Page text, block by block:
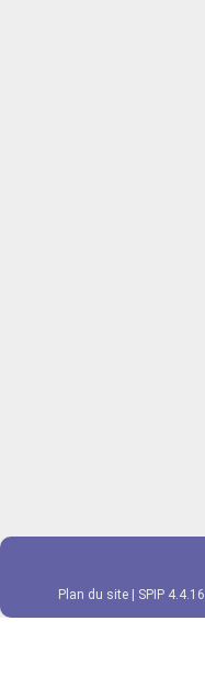
Plan du site SPIP 4.4.16